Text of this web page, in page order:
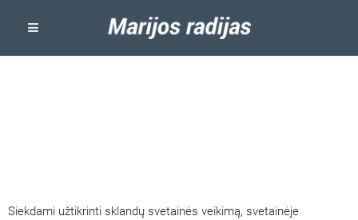
Siekdami užtikrinti sklandų svetainės veikimą, svetainėje